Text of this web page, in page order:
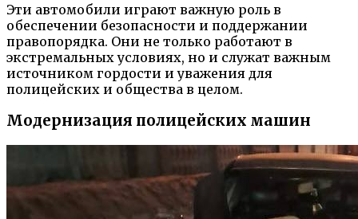
Эти автомобили играют важную роль в
обеспечении безопасности и поддержании
правопорядка. Они не только работают в
экстремальных условиях, но и служат важным
источником гордости и уважения для
полицейских и общества в целом.
Модернизация полицейских машин